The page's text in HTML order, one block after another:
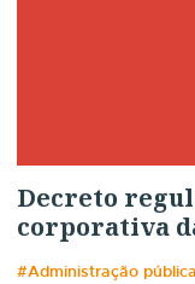
Decreto
corporativa
#Administração